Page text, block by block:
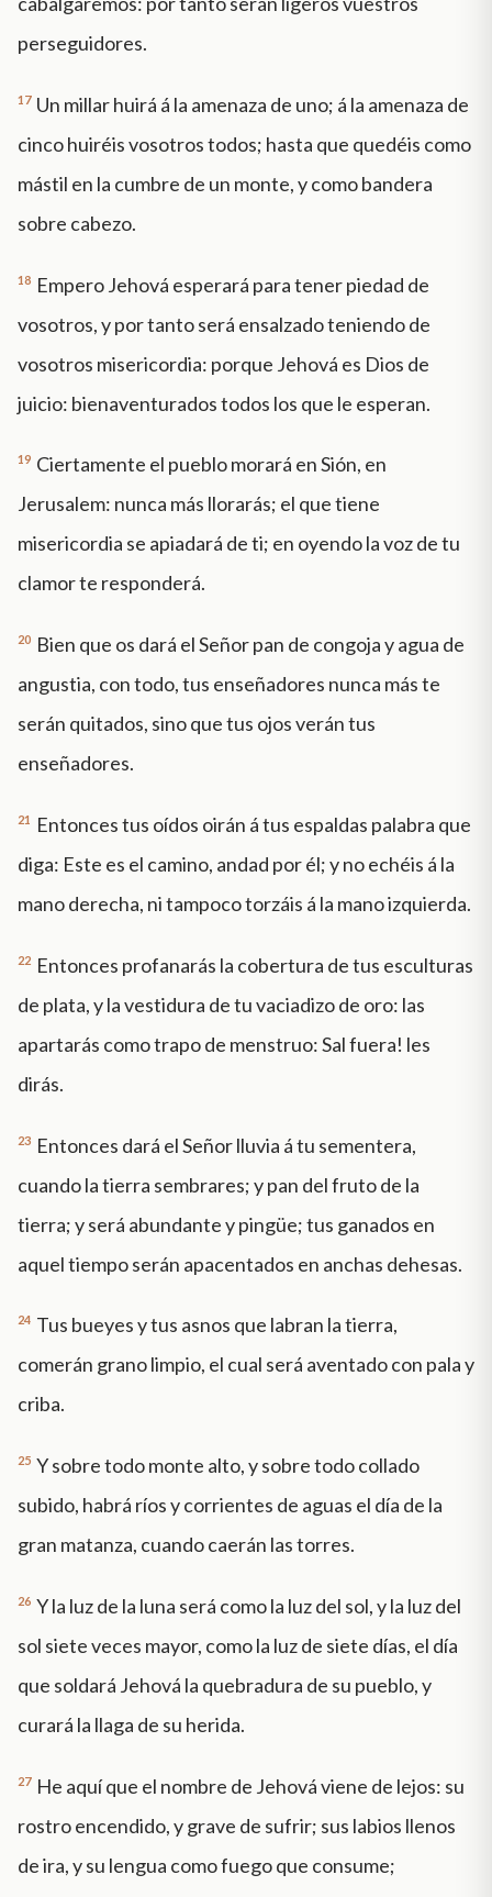
perseguidores.
17 Un millar huirá á la amenaza de uno; á la amenaza de
cinco huiréis vosotros todos; hasta que quedéis como
mástil en la cumbre de un monte, y como bandera
sobre cabezo.
18 Empero Jehová esperará para tener piedad de
vosotros, y por tanto será ensalzado teniendo de
vosotros misericordia: porque Jehová es Dios de
juicio: bienaventurados todos los que le esperan.
19 Ciertamente el pueblo morará en Sión, en
Jerusalem: nunca más llorarás; el que tiene
misericordia se apiadará de ti; en oyendo la voz de tu
clamor te responderá.
20 Bien que os dará el Señor pan de congoja y agua de
angustia, con todo, tus enseñadores nunca más te
serán quitados, sino que tus ojos verán tus
enseñadores.
21
Entonces tus oídos oirán á tus espaldas palabra que
diga: Este es el camino, andad por él; y no echéis á la
mano derecha, ni tampoco torzáis á la mano izquierda.
22 Entonces profanarás la cobertura de tus esculturas
de plata, y la vestidura de tu vaciadizo de oro: las
apartarás como trapo de menstruo: ­Sal fuera! les
dirás.
23 Entonces dará el Señor lluvia á tu sementera,
cuando la tierra sembrares; y pan del fruto de la
tierra; y será abundante y pingüe; tus ganados en
aquel tiempo serán apacentados en anchas dehesas.
24 Tus bueyes y tus asnos que labran la tierra,
comerán grano limpio, el cual será aventado con pala y
criba.
25 Y sobre todo monte alto, y sobre todo collado
subido, habrá ríos y corrientes de aguas el día de la
gran matanza, cuando caerán las torres.
26 Y la luz de la luna será como la luz del sol, y la luz del
sol siete veces mayor, como la luz de siete días, el día
que soldará Jehová la quebradura de su pueblo, y
curará la llaga de su herida.
27 He aquí que el nombre de Jehová viene de lejos: su
rostro encendido, y grave de sufrir; sus labios llenos
de ira, y su lengua como fuego que consume;